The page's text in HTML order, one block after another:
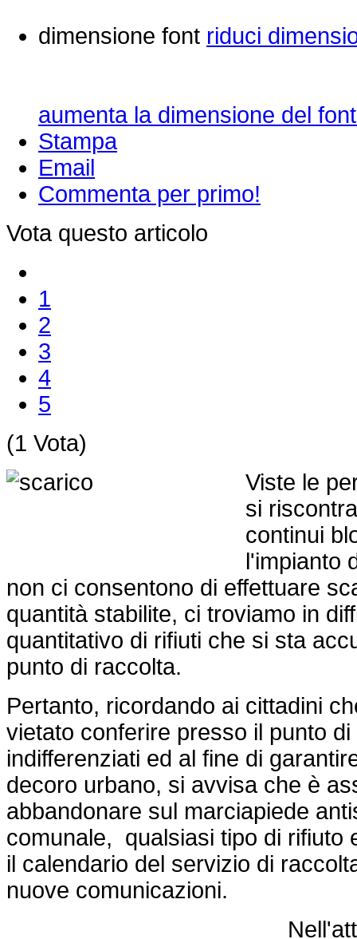
dimensione font riduci
aumenta la dimensione del font
Stampa
Email
Commenta per primo!
Vota questo articolo
1
2
3
4
5
(1 Vota)
Viste le
si
continui
l'impianto
non ci consentono di effettuare
quantità stabilite, ci troviamo in
quantitativo di rifiuti che si sta
punto di raccolta.
Pertanto, ricordando ai cittadini
vietato conferire presso il punto
indifferenziati ed al fine di
decoro urbano, si avvisa che è
abbandonare sul marciapiede
comunale, qualsiasi tipo di rifiuto
il calendario del servizio di
nuove comunicazioni.